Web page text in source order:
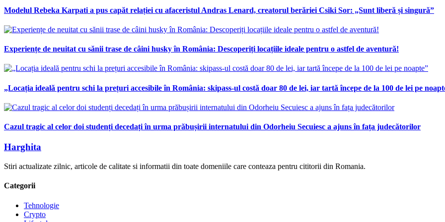
Modelul Rebeka Karpati a pus capăt relației cu afaceristul Andras Lenard, creatorul berăriei Csiki Sor: „Sunt liberă și singură”
Experiențe de neuitat cu sănii trase de câini husky în România: Descoperiți locațiile ideale pentru o astfel de aventură!
„Locația ideală pentru schi la prețuri accesibile în România: skipass-ul costă doar 80 de lei, iar tartă începe de la 100 de lei pe
Cazul tragic al celor doi studenți decedați în urma prăbușirii internatului din Odorheiu Secuiesc a ajuns în fața judecătorilor
Harghita
Stiri actualizate zilnic, articole de calitate si informatii din toate domeniile care conteaza pentru cititorii din Romania.
Categorii
Tehnologie
Crypto